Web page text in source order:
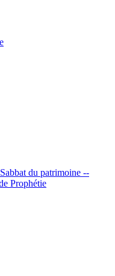
du patrimoine --
Prophétie